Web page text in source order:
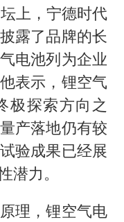
上，宁德时代
露了品牌的长
电池列为企业
表示，锂空气
极探索方向之
产落地仍有较
验成果已经展
潜力。
理，锂空气电